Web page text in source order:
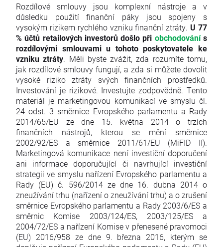
Rozdílové smlouvy jsou komplexní nástroje a v
důsledku použití finanční páky jsou spojeny s
vysokým rizikem rychlého vzniku finanční ztráty. U 77
% účtů retailových investorů došlo při obchodovánís
rozdílovými smlouvami u tohoto poskytovatele ke
vzniku ztráty. Měli byste zvážit, zda rozumíte tomu,
jak rozdílové smlouvy fungují, a zda si můžete dovolit
vysoké riziko ztráty svých finančních prostředků.
Investování je rizikové. Investujte zodpovědně. Tento
materiál je marketingovou komunikací ve smyslu čl.
24 odst. 3 směrnice Evropského parlamentu a Rady
2014/65/EU ze dne 15. května 2014 o trzích
finančních nástrojů, kterou se mění směrnice
2002/92/ES a směrnice 2011/61/EU (MiFID II).
Marketingová komunikace není investiční doporučení
ani informace doporučující či navrhující investiční
strategii ve smyslu nařízení Evropského parlamentu a
Rady (EU) č. 596/2014 ze dne 16. dubna 2014 o
zneužívání trhu (nařízení o zneužívání trhu) a o zrušení
směrnice Evropského parlamentu a Rady 2003/6/ES a
směrnic Komise 2003/124/ES, 2003/125/ES a
2004/72/ES a nařízení Komise v přenesené pravomoci
(EU) 2016/958 ze dne 9. března 2016, kterým se